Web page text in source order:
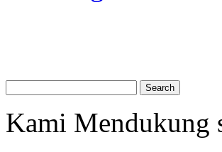
Kami Mendukung